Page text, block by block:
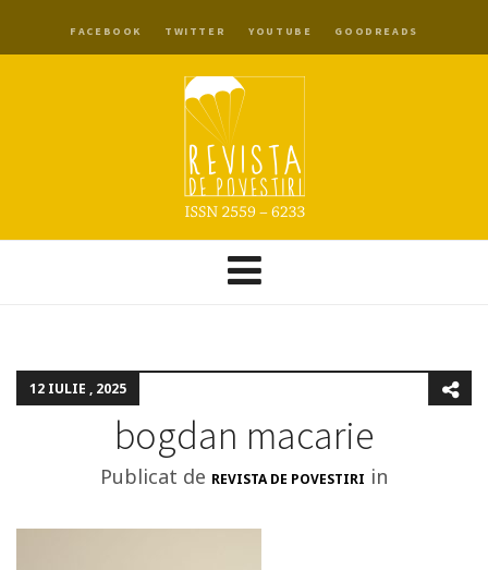
FACEBOOK TWITTER YOUTUBE GOODREADS
12 IULIE , 2025
bogdan macarie
Publicat de REVISTA DE POVESTIRI in